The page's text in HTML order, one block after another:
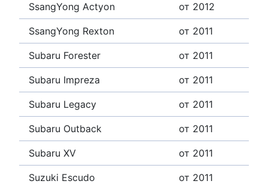
SsangYong Actyon от 2012
SsangYong Rexton от 2011
Subaru Forester от 2011
Subaru Impreza от 2011
Subaru Legacy от 2011
Subaru Outback от 2011
Subaru XV от 2011
Suzuki Escudo от 2011